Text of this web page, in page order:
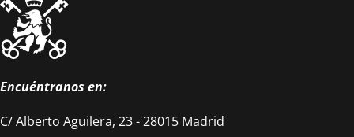
Encuéntranos en:
C/ Alberto Aguilera, 23 - 28015 Madrid